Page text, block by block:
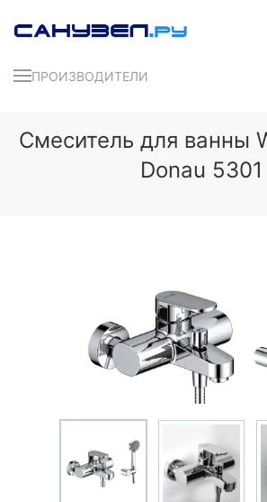
ПРОИЗВОДИТЕЛИ
Смеситель для ванны
Donau 5301